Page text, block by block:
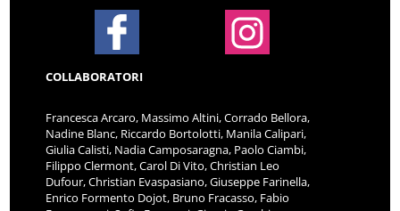
COLLABORATORI
Francesca Arcaro, Massimo Altini, Corrado Bellora,
Nadine Blanc, Riccardo Bortolotti, Manila Calipari,
Giulia Calisti, Nadia Camposaragna, Paolo Ciambi,
Filippo Clermont, Carol Di Vito, Christian Leo
Dufour, Christian Evaspasiano, Giuseppe Farinella,
Enrico Formento Dojot, Bruno Fracasso, Fabio